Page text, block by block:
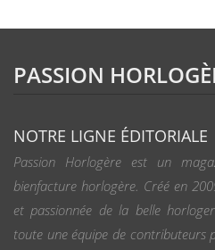
PASSION
NOTRE LIGNE ÉDITORIALE
Passion Horlogère est un
bienfacture horlogère. Créé en
et passionnée de la belle
toute une équipe de contributeurs